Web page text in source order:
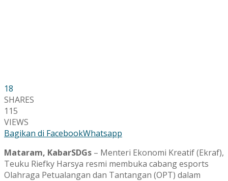
18
SHARES
115
VIEWS
Bagikan di FacebookWhatsapp
Mataram, KabarSDGs – Menteri Ekonomi Kreatif (Ekraf),
Teuku Riefky Harsya resmi membuka cabang esports
Olahraga Petualangan dan Tantangan (OPT) dalam